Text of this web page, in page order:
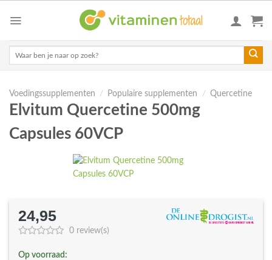
Voedingssupplementen / Populaire supplementen / Quercetine
Elvitum Quercetine 500mg
Capsules 60VCP
24,95
0 review(s)
Op voorraad: